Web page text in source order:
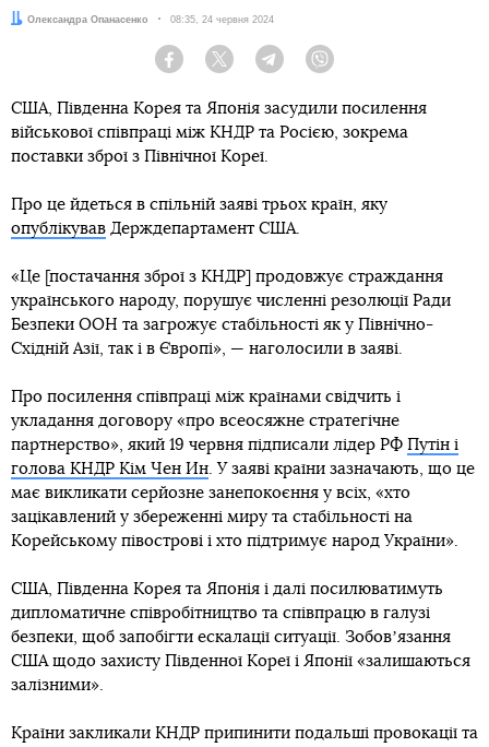
Автор:
Олександра Опанасенко Дата:
08:35, 24 червня 2024
Facebook Twitter Telegram
США, Південна Корея та Японія засудили посилення
військової співпраці між КНДР та Росією, зокрема
поставки зброї з Північної Кореї.
Про це йдеться в спільній заяві трьох країн, яку
опублікував Держдепартамент США.
«Це [постачання зброї з КНДР] продовжує страждання
українського народу, порушує численні резолюції Ради
Безпеки ООН та загрожує стабільності як у Північно-
Східній Азії, так і в Європі», — наголосили в заяві.
Про посилення співпраці між країнами свідчить і
укладання договору «про всеосяжне стратегічне
партнерство», який 19 червня підписали лідер РФ Путін і
голова КНДР Кім Чен Ин . У заяві країни зазначають, що це
має викликати серйозне занепокоєння у всіх, «хто
зацікавлений у збереженні миру та стабільності на
Корейському півострові і хто підтримує народ України».
США, Південна Корея та Японія і далі посилюватимуть
дипломатичне співробітництво та співпрацю в галузі
безпеки, щоб запобігти ескалації ситуації. Зобовʼязання
США щодо захисту Південної Кореї і Японії «залишаються
залізними».
Країни закликали КНДР припинити подальші провокації та